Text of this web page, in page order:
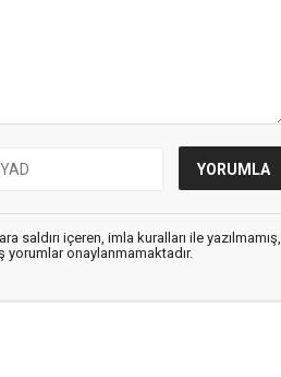
saldırı içeren, imla kuralları ile yazılmamış,
yorumlar onaylanmamaktadır.